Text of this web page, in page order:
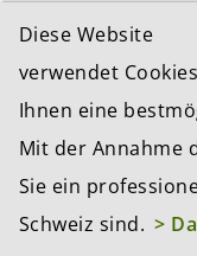
BCP
Diese Website
verwendet
Ihnen eine
Mit der Annahme
Sie ein
Schweiz sind. >